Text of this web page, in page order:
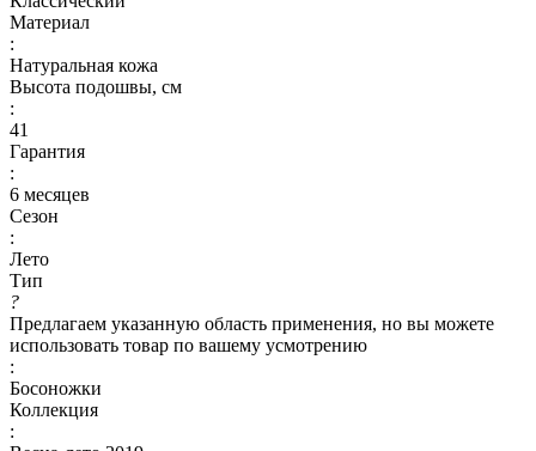
Материал
:
Натуральная кожа
Высота подошвы, см
:
41
Гарантия
:
6 месяцев
Сезон
:
Лето
Тип
?
Предлагаем указанную область применения, но вы можете
использовать товар по вашему усмотрению
:
Босоножки
Коллекция
: